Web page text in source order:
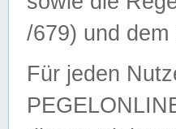
/679) und
Für jeden